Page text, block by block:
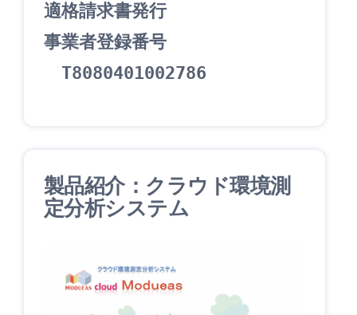
適格請求書発行
事業者登録番号
T8080401002786
製品紹介：クラウド環境測
定分析システム